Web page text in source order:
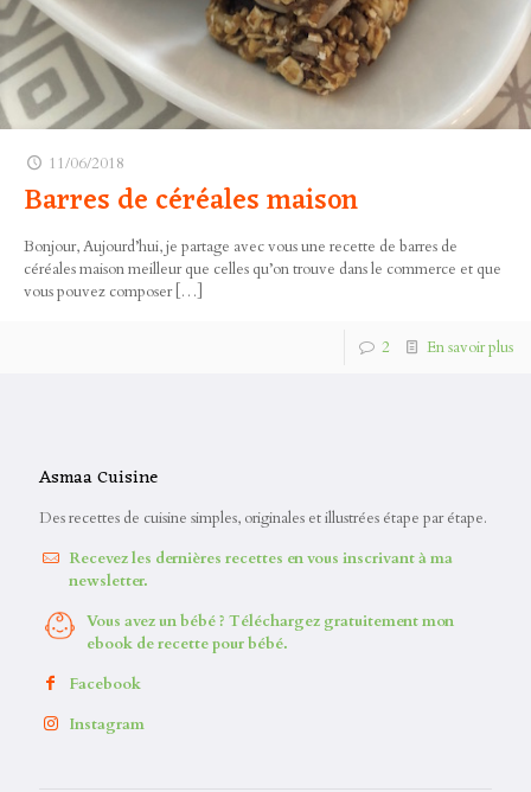
11/06/2018
Barres de céréales maison
Bonjour, Aujourd’hui, je partage avec vous une recette de barres de
céréales maison meilleur que celles qu’on trouve dans le commerce et que
vous pouvez composer[…]
2 En savoir plus
Asmaa Cuisine
Des recettes de cuisine simples, originales et illustrées étape par étape.
Recevez les dernières recettes en vous inscrivant à ma
newsletter.
Vous avez un bébé ? Téléchargez gratuitement mon
ebook de recette pour bébé.
Facebook
Instagram